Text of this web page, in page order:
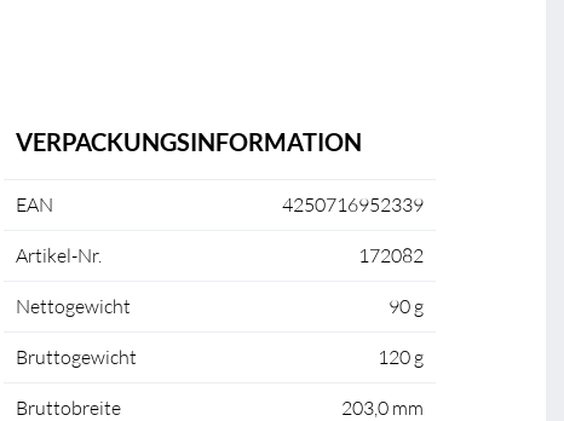
VERPACKUNGSINFORMATION
EAN 4250716952339
Artikel-Nr. 172082
Nettogewicht 90 g
Bruttogewicht 120 g
Bruttobreite 203,0 mm